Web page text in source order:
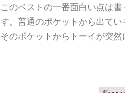
このベストの一番面白い点は
す。普通のポケットから出て
そのポケットからトーイが突